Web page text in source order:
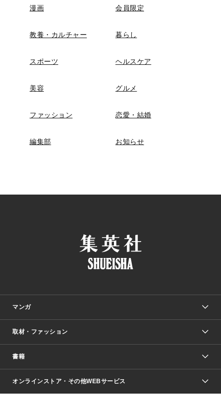
漫画 会員限定
教養・カルチャー 暮らし
スポーツ ヘルスケア
美容 グルメ
ファッション 恋愛・結婚
編集部 お知らせ
マンガ
少年マンガ
Vジャンプ
週刊ヤングジャンプ
少女マンガ
取材・ファッション
Seventeen
芸能・情報・スポーツ
書籍
文芸・文庫・総合
オンラインストア・その他WEBサービス